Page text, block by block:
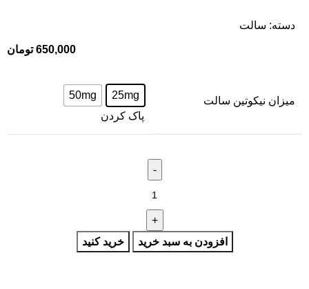
دسته: سالت
650,000 تومان
میزان نیکوتین سالت 25mg
50mg
پاک کردن
افزودن به سبد خرید خرید کنید